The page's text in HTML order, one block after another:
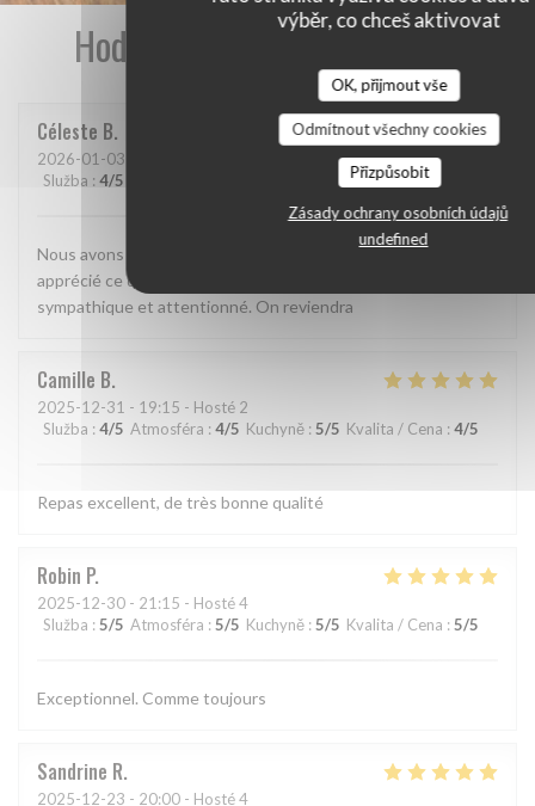
výběr, co chceš aktivovat
OK, přijmout vše
Odmítnout všechny cookies
Přizpůsobit
Zásady ochrany osobních údajů
undefined
Hodnocení našich zákazníků
Céleste B
2026-01-03
Služba : 4/5 /5 Kvalita / Cena
Nous avons découvert ce restaurant et avons beaucoup
apprécié ce que nous avons mangé. Le personnel était très
sympathique et attentionné. On reviendra
Camille B
2025-12-31 - 19:15 - Hosté 2
Služba : 4/5 Atmosféra : 4/5 Kuchyně : 5/5 Kvalita / Cena : 4/5
Repas excellent, de très bonne qualité
Robin P
2025-12-30 - 21:15 - Hosté 4
Služba : 5/5 Atmosféra : 5/5 Kuchyně : 5/5 Kvalita / Cena : 5/5
Exceptionnel. Comme toujours
Sandrine R
2025-12-23 - 20:00 - Hosté 4